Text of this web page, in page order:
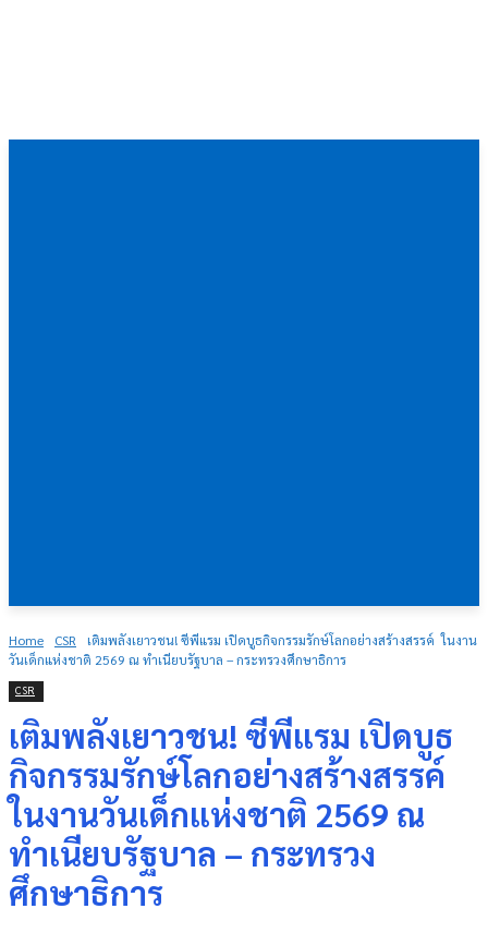
Home CSR
เติมพลังเยาวชน! ซีพีแรม เปิดบูธกิจกรรมรักษ์โลกอย่างสร้างสรรค์ ในงาน
วันเด็กแห่งชาติ 2569 ณ ทำเนียบรัฐบาล – กระทรวงศึกษาธิการ
CSR
เติมพลังเยาวชน! ซีพีแรม เปิดบูธ
กิจกรรมรักษ์โลกอย่างสร้างสรรค์
ในงานวันเด็กแห่งชาติ 2569 ณ
ทำเนียบรัฐบาล – กระทรวง
ศึกษาธิการ